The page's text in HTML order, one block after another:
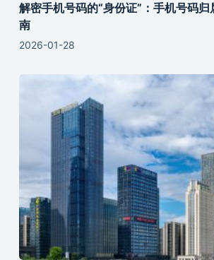
解密手机号码的“身份证”：手机号码
南
2026-01-28